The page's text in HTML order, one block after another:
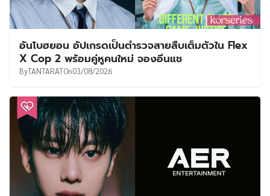
อันโบฮยอน อัปเกรดเป็นตำรวจสายสืบเต็มตัวใน Flex
X Cop 2 พร้อมคู่หูคนใหม่ จองอึนแช
ByTANTARATOn03/08/2026